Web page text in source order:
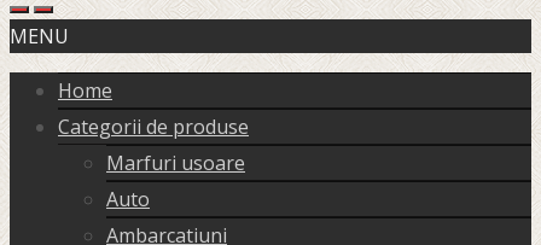
MENU
Home
Categorii de produse
Marfuri usoare
Auto
Ambarcatiuni